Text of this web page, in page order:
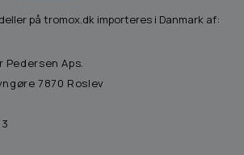
på tromox.dk importeres i Danmark af:
Pedersen Aps.
7870 Roslev